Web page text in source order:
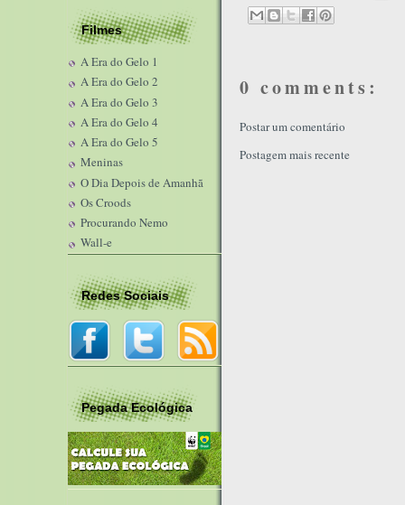
Filmes
A Era do Gelo 1
A Era do Gelo 2
A Era do Gelo 3
A Era do Gelo 4
A Era do Gelo 5
Meninas
O Dia Depois de Amanhã
Os Croods
Procurando Nemo
Wall-e
Redes Sociais
Pegada Ecológica
0 comments:
Postar um comentário
Postagem mais recente